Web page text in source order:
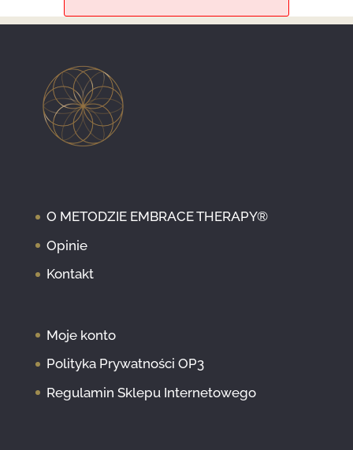
O METODZIE EMBRACE THERAPY®
Opinie
Kontakt
Moje konto
Polityka Prywatności OP3
Regulamin Sklepu Internetowego